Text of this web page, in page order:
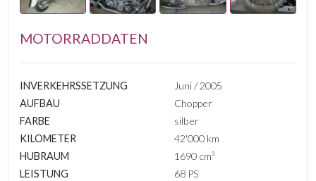
MOTORRADDATEN
INVERKEHRSSETZUNG
Juni / 2005
AUFBAU
Chopper
FARBE
silber
KILOMETER
42'000 km
HUBRAUM
1690 cm³
LEISTUNG
68 PS